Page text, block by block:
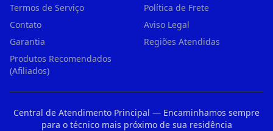
Termos de Serviço
Política de Frete
Contato
Aviso Legal
Garantia
Regiões Atendidas
Produtos Recomendados
(Afiliados)
Central de Atendimento Principal — Encaminhamos sempre
para o técnico mais próximo de sua residência